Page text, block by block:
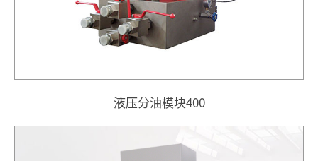
液压分油模块400